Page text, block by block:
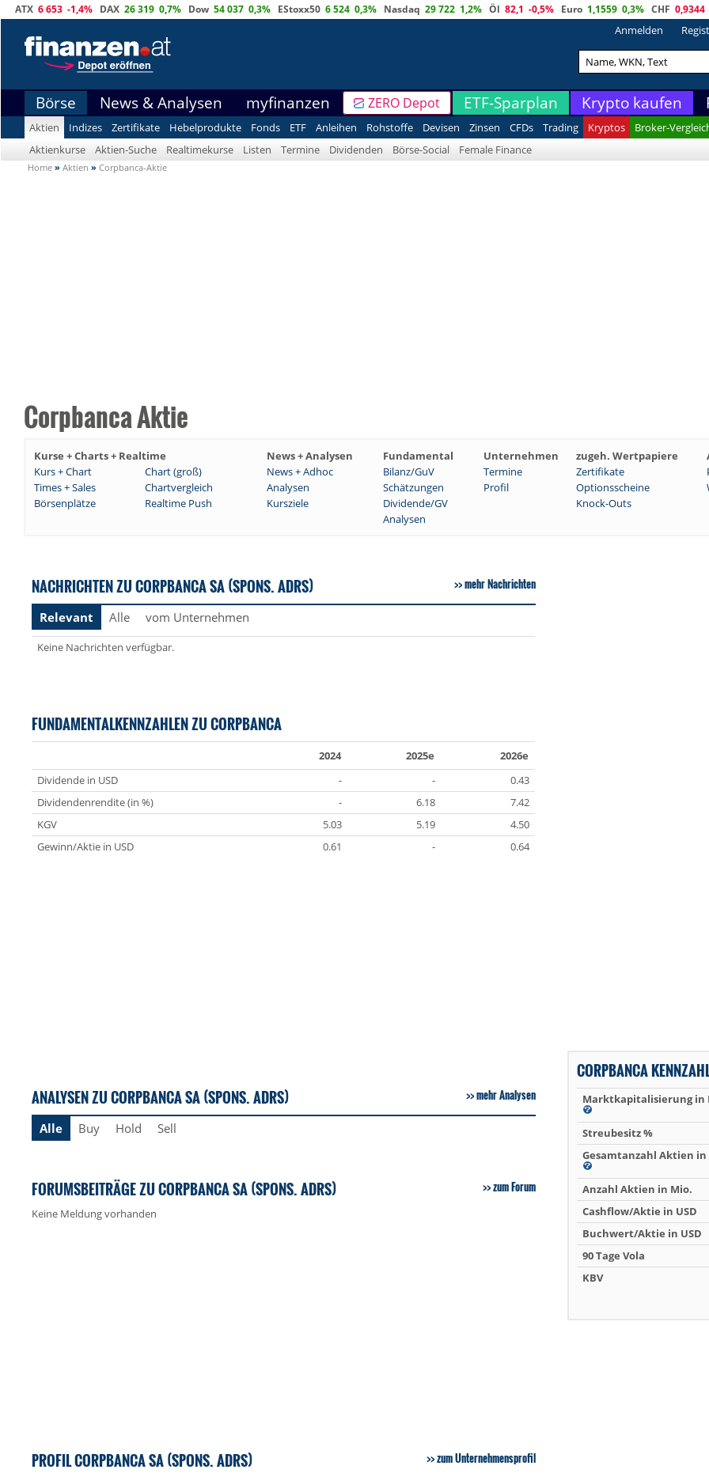
ATX 6 653 -1,4% DAX 26 319 0,7% Dow 54 037 0,3% EStoxx50 6 524 0,3% Nasdaq 29 722 1,2% Öl 82,1 -0,5% Euro 1,1559 0,3% CHF 0,9344
Anmelden
Börse News & Analysen myfinanzen ZERO Depot ETF-Sparplan Krypto kaufen
Aktien Indizes Zertifikate Hebelprodukte Fonds ETF Anleihen Rohstoffe Devisen Zinsen CFDs Trading Kryptos
Broker-
Aktienkurse
Aktien-Suche Realtimekurse Listen Termine Dividenden Börse-Social Female Finance
Home » Aktien » Corpbanca-Aktie
Corpbanca Aktie
Kurse + Charts + Realtime News + Analysen Fundamental Unternehmen zugeh. Wertpapiere
Kurs + Chart
Chart (groß) News + Adhoc Bilanz/GuV Termine Zertifikate
Times + Sales
Chartvergleich Analysen Schätzungen Profil Optionsscheine
Börsenplätze
Realtime Push Kursziele Dividende/GV
Knock-Outs
Analysen
NACHRICHTEN ZU CORPBANCA SA (SPONS. ADRS) mehr Nachrichten
Relevant Alle vom Unternehmen
Keine Nachrichten verfügbar.
FUNDAMENTALKENNZAHLEN ZU CORPBANCA
2024 2025e
2026e
Dividende in USD
- -
0.43
Dividendenrendite (in %)
- 6.18
7.42
KGV
5.03 5.19
4.50
Gewinn/Aktie in USD
0.61 - 0.64
ANALYSEN ZU CORPBANCA SA (SPONS. ADRS) mehr Analysen
Alle Buy Hold Sell
FORUMSBEITRÄGE ZU CORPBANCA SA (SPONS. ADRS) zum Forum
Keine Meldung vorhanden
PROFIL CORPBANCA SA (SPONS. ADRS) zum Unternehmensprofil
CORPBANCA
Marktkapitalisierung in
Streubesitz %
Gesamtanzahl Aktien in
Anzahl Aktien in Mio.
Cashflow/Aktie in USD
Buchwert/Aktie in USD
90 Tage Vola
KBV